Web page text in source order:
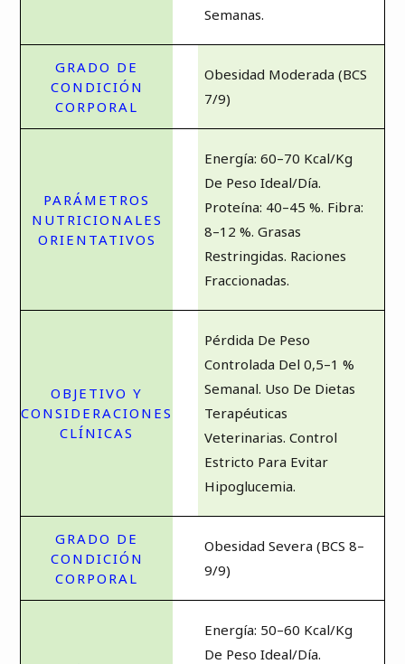
Semanas.
Obesidad Moderada (BCS
7/9)
Energía: 60–70 Kcal/kg
De Peso Ideal/día.
Proteína: 40–45 %. Fibra:
8–12 %. Grasas
Restringidas. Raciones
Fraccionadas.
Pérdida De Peso
Controlada Del 0,5–1 %
Semanal. Uso De Dietas
Terapéuticas
Veterinarias. Control
Estricto Para Evitar
Hipoglucemia.
Obesidad Severa (BCS 8–
9/9)
Energía: 50–60 Kcal/kg
De Peso Ideal/día.